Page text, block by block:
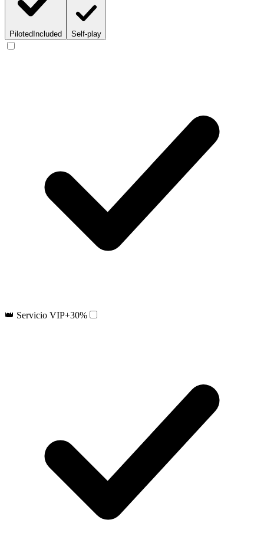
Piloted Included Self-play
👑 Servicio VIP+30%